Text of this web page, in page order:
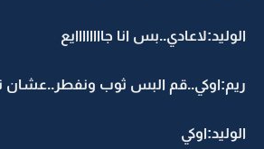
الوليد:لاعادي..بس انا جاااااااايع
ريم:اوكي..قم البس ثوب ونفطر..عشان
الوليد:اوكي